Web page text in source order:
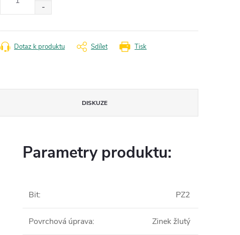
Tisk
Dotaz k produktu Sdílet
DISKUZE
Parametry produktu:
Bit: PZ2
Povrchová úprava: Zinek žlutý